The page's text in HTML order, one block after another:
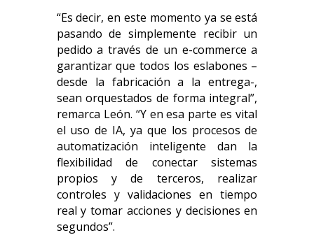
“Es decir, en este momento ya se está
pasando de simplemente recibir un
pedido a través de un e-commerce a
garantizar que todos los eslabones –
desde la fabricación a la entrega-,
sean orquestados de forma integral”,
remarca León. “Y en esa parte es vital
el uso de IA, ya que los procesos de
automatización inteligente dan la
flexibilidad de conectar sistemas
propios y de terceros, realizar
controles y validaciones en tiempo
real y tomar acciones y decisiones en
segundos”.